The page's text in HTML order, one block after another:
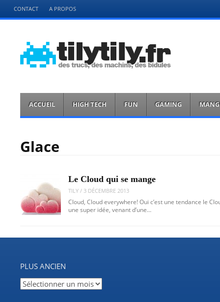
Menu
Aller
directement
CONTACT A PROPOS
tilytily.fr
Menu
directement
au
ACCUEIL HIGH TECH FUN GAMING
Glace
Le Cloud qui se mange
TILY / 3 DÉCEMBRE 2013
Cloud, Cloud everywhere! Oui c’est une tendance le
une super idée, venant d’une…
PLUS ANCIEN
Plus
ancien